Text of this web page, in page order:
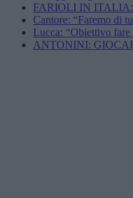
FARIOLI IN ITALIA:
Cantore: “Faremo di
Lucca: “Obiettivo
ANTONINI: